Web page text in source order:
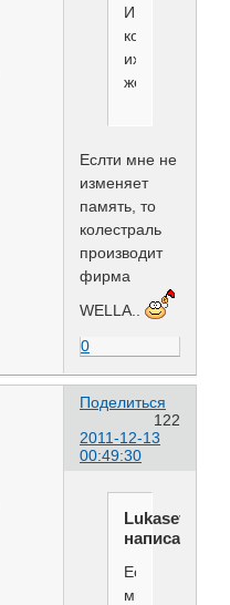
И
колестраль
их
же
Еслти мне не
изменяет
память, то
колестраль
производит
фирма
WELLA..
0
Поделиться
122
2011-12-13
00:49:30
Lukasevich
написал(а):
Еслти
мне